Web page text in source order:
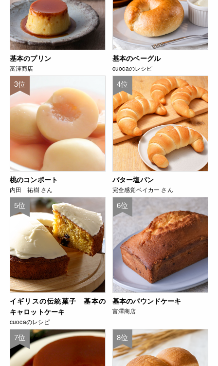
基本のプリン
富澤商店
基本のベーグル
cuocaのレシピ
3位
桃のコンポート
内田 祐樹 さん
4位
バター塩パン
完全感覚ベイカー さん
5位
イギリスの伝統菓子 基本の
キャロットケーキ
cuocaのレシピ
6位
基本のパウンドケーキ
富澤商店
7位 8位